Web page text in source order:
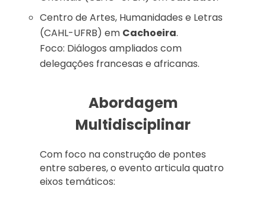
Centro de Artes, Humanidades e Letras
(CAHL-UFRB) em Cachoeira.
Foco: Diálogos ampliados com
delegações francesas e africanas.
Abordagem
Multidisciplinar
Com foco na construção de pontes
entre saberes, o evento articula quatro
eixos temáticos: